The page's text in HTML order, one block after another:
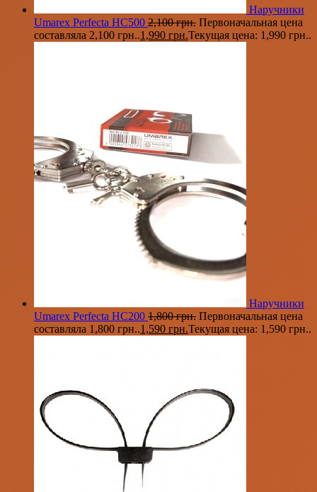
Наручники
Umarex Perfecta HC500 2,100грн. Первоначальная цена
составляла 2,100 грн..1,990 грн.Текущая цена: 1,990 грн..
Наручники
Umarex Perfecta HC200 1,800грн. Первоначальная цена
составляла 1,800 грн..1,590 грн.Текущая цена: 1,590 грн..